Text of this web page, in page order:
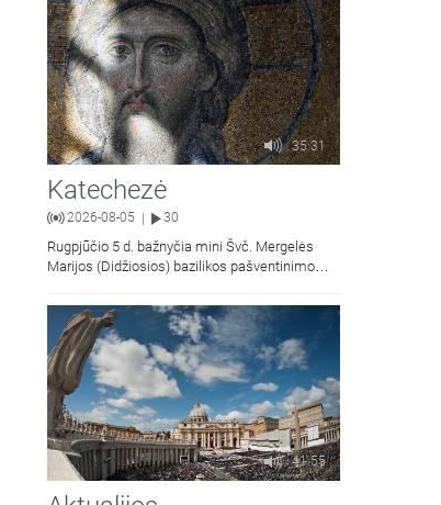
35:31
Katechezė
2026-08-05 30
Rugpjūčio 5 d. bažnyčia mini Švč. Mergelės
Marijos (Didžiosios) bazilikos pašventinimo
Snieginės švente. Šiluvos Švč. Mergelės
41:55